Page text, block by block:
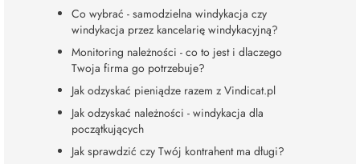
Co wybrać - samodzielna windykacja czy
windykacja przez kancelarię windykacyjną?
Monitoring należności - co to jest i dlaczego
Twoja firma go potrzebuje?
Jak odzyskać pieniądze razem z Vindicat.pl
Jak odzyskać należności - windykacja dla
początkujących
Jak sprawdzić czy Twój kontrahent ma długi?